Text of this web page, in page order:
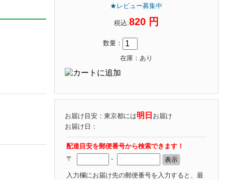
★レビュー募集中
税込:820 円
数量：
在庫：あり
お届け目安：東京都には明日 お届け
お届け日：
配達目安を郵便番号から検索できます！
〒
-
入力欄にお届け先の郵便番号を入力すると、最